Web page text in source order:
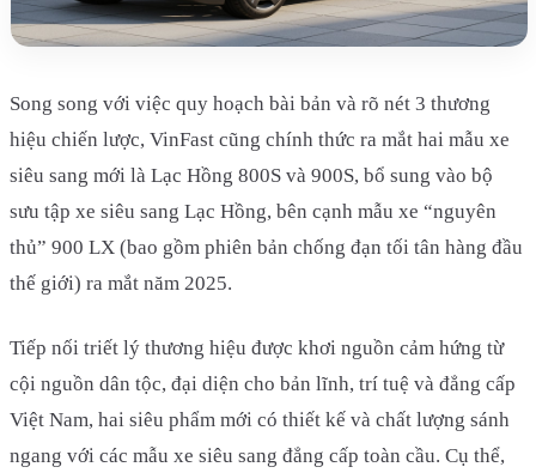
Song song với việc quy hoạch bài bản và rõ nét 3 thương
hiệu chiến lược, VinFast cũng chính thức ra mắt hai mẫu xe
siêu sang mới là Lạc Hồng 800S và 900S, bổ sung vào bộ
sưu tập xe siêu sang Lạc Hồng, bên cạnh mẫu xe “nguyên
thủ” 900 LX (bao gồm phiên bản chống đạn tối tân hàng đầu
thế giới) ra mắt năm 2025.
Tiếp nối triết lý thương hiệu được khơi nguồn cảm hứng từ
cội nguồn dân tộc, đại diện cho bản lĩnh, trí tuệ và đẳng cấp
Việt Nam, hai siêu phẩm mới có thiết kế và chất lượng sánh
ngang với các mẫu xe siêu sang đẳng cấp toàn cầu. Cụ thể,